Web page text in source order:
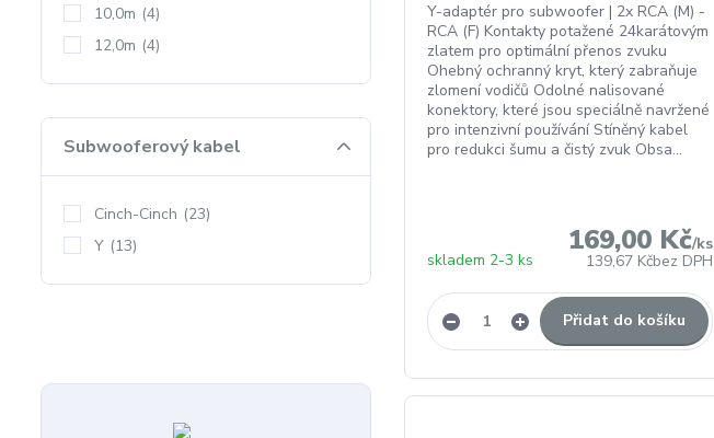
Y-adaptér pro subwoofer | 2x RCA (M) -
RCA (F) Kontakty potažené 24karátovým
zlatem pro optimální přenos zvuku
Ohebný ochranný kryt, který zabraňuje
zlomení vodičů Odolné nalisované
konektory, které jsou speciálně navržené
pro intenzivní používání Stíněný kabel
pro redukci šumu a čistý zvuk Obsa...
169,00 Kč/ks
139,67 Kčbez DPH
skladem 2-3 ks
Přidat do košíku
10,0m (4)
12,0m (4)
Subwooferový kabel
Cinch-Cinch (23)
Y (13)